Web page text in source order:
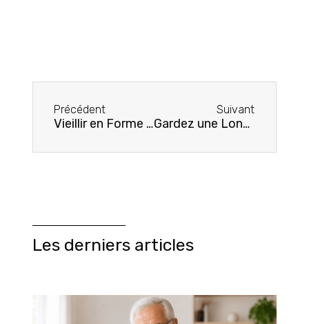
Précédent
Vieillir en Forme : L’Essence de l’Activité Physique et l’Assurance pour une Santé Optimale
Suivant
Gardez une Longueur d’Avance sur la Santé : Votre Guide des Examens Essentiels Après 60 Ans
Les derniers articles